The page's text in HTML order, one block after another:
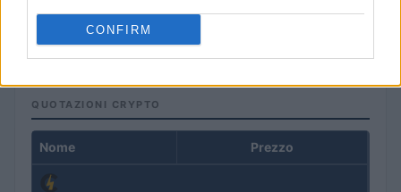
CONFIRM
uno studio su Italia, Germania, Usa e Argentina
Francesca Spadaro · 7 Ago 2026
QUOTAZIONI CRYPTO
Nome Prezzo